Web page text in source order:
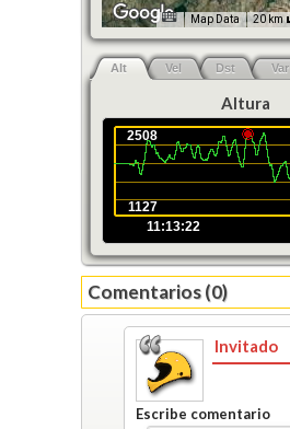
Map Data 20 km
Alt Vel Dst Var
Altura
2508
1127
11:13:22
Comentarios (0)
Invitado
Escribe comentario